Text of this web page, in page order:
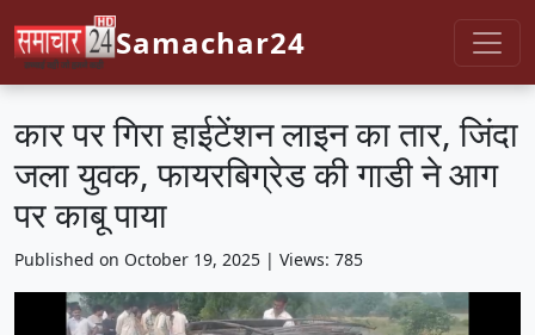
Samachar24
कार पर गिरा हाईटेंशन लाइन का तार, जिंदा
जला युवक, फायरबिग्रेड की गाडी ने आग
पर काबू पाया
Published on October 19, 2025 | Views: 785